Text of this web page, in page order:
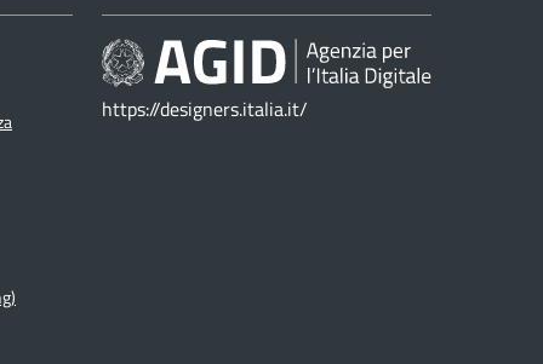
https://designers.italia.it/